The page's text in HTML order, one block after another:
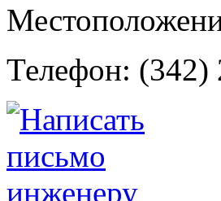
Телефон: (342)